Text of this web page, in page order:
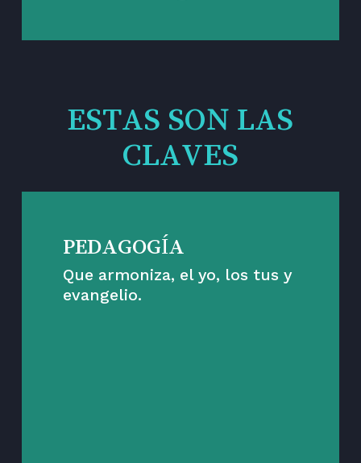
ESTAS SON LAS
CLAVES
PEDAGOGÍA
Que armoniza, el yo, los tus y
evangelio.